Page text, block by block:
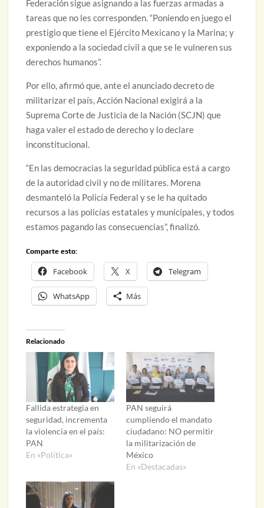
Federación sigue asignando a las fuerzas armadas a
tareas que no les corresponden. “Poniendo en juego el
prestigio que tiene el Ejército Mexicano y la Marina; y
exponiendo a la sociedad civil a que se le vulneren sus
derechos humanos”.
Por ello, afirmó que, ante el anunciado decreto de
militarizar el país, Acción Nacional exigirá a la
Suprema Corte de Justicia de la Nación (SCJN) que
haga valer el estado de derecho y lo declare
inconstitucional.
“En las democracias la seguridad pública está a cargo
de la autoridad civil y no de militares. Morena
desmanteló la Policía Federal y se le ha quitado
recursos a las policías estatales y municipales, y todos
estamos pagando las consecuencias”, finalizó.
Comparte esto:
Facebook X Telegram
WhatsApp Más
Relacionado
Fallida estrategia en
seguridad, incrementa
la violencia en el país:
PAN
En «Política»
PAN seguirá
cumpliendo el mandato
ciudadano: NO permitir
la militarización de
México
En «Destacadas»